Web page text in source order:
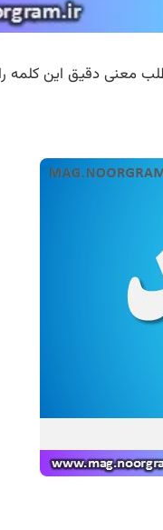
معنی دقیق این کلمه